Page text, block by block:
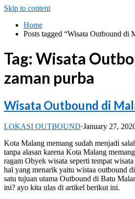
Skip to content
Home
Posts tagged “Wisata Outbound di
Tag: Wisata
zaman purba
Wisata Outbound di
LOKASI OUTBOUND·January 27,
Kota Malang memang sudah menjadi
tanpa alasan karena Kota Malang
ragam Obyek wisata seperti tempat
hal yang menarik yaitu wistaa outbound
satu tujuan utama Outbound di Batu
ini? ayo kita ulas di artikel berikut ini.